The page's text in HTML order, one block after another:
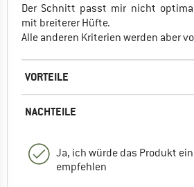
Der Schnitt passt mir nicht
mit breiterer Hüfte.
Alle anderen Kriterien werden aber
VORTEILE
NACHTEILE
Ja, ich würde das Produkt
empfehlen